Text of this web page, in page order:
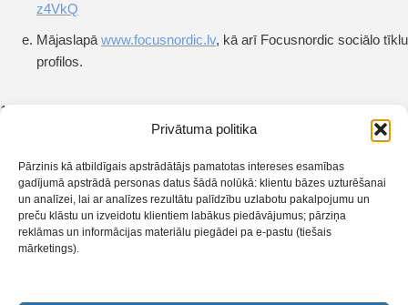
Privātuma politika
Pārzinis kā atbildīgais apstrādātājs pamatotas intereses esamības
gadījumā apstrādā personas datus šādā nolūkā: klientu bāzes uzturēšanai
un analīzei, lai ar analīzes rezultātu palīdzību uzlabotu pakalpojumu un
preču klāstu un izveidotu klientiem labākus piedāvājumus; pārziņa
reklāmas un informācijas materiālu piegādei pa e-pastu (tiešais
mārketings).
z4VkQ
Mājaslapā www.focusnordic.lv, kā arī Focusnordic sociālo tīklu
profilos.
17. Organizators neiegūst mantiskas tiesības uz Konkursa finālā
iekļuvušajiem darbiem un nevar tos pārdot vai nodot tālāk bez Autora
18. Dalībnieks jebkurā brīdī ir tiesīgs pārtraukt sava darba
izmantošanu Organizatora pašreklāmās, rakstiski par to informējot
Organizatoru uz e-pasta adresi